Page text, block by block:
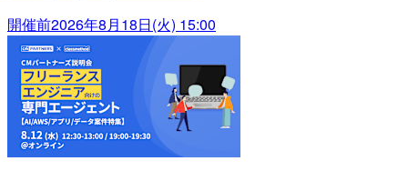
開催前2026年8月18日(火) 15:00